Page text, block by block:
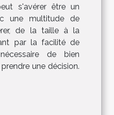
s'avérer être un
une multitude de
de la taille à la
par la facilité de
de bien
une décision.